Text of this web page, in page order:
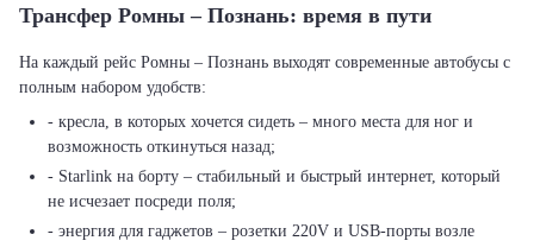
Трансфер Ромны – Познань: время в пути
На каждый рейс Ромны – Познань выходят современные автобусы с
полным набором удобств:
- кресла, в которых хочется сидеть – много места для ног и
возможность откинуться назад;
- Starlink на борту – стабильный и быстрый интернет, который
не исчезает посреди поля;
- энергия для гаджетов – розетки 220V и USB-порты возле